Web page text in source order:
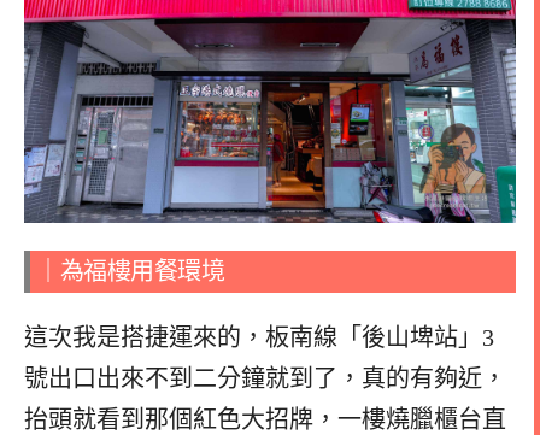
｜為福樓用餐環境
這次我是搭捷運來的，板南線「後山埤站」3
號出口出來不到二分鐘就到了，真的有夠近，
抬頭就看到那個紅色大招牌，一樓燒臘櫃台直